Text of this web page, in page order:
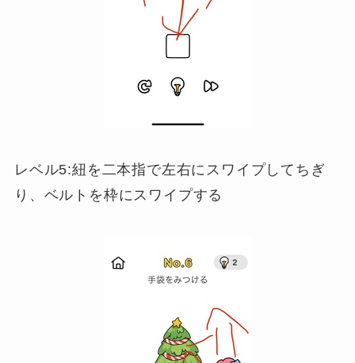
レベル5:紐を二本指で左右にスワイプしてちぎ
り、ベルトを枠にスワイプする